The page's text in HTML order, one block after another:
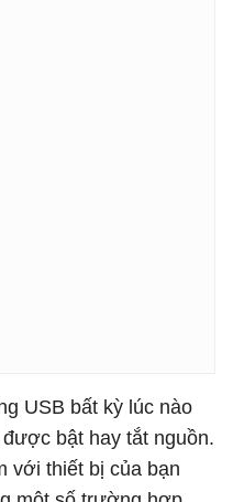
USB bất kỳ lúc nào
bật hay tắt nguồn.
với thiết bị của bạn